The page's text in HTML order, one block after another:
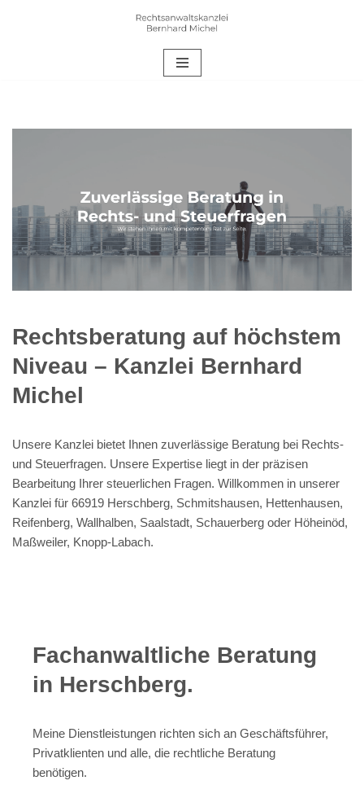
Rechtsberatung auf höchstem
Niveau – Kanzlei Bernhard
Michel
Unsere Kanzlei bietet Ihnen zuverlässige Beratung bei Rechts-
und Steuerfragen. Unsere Expertise liegt in der präzisen
Bearbeitung Ihrer steuerlichen Fragen. Willkommen in unserer
Kanzlei für 66919 Herschberg, Schmitshausen, Hettenhausen,
Reifenberg, Wallhalben, Saalstadt, Schauerberg oder Höheinöd,
Maßweiler, Knopp-Labach.
Fachanwaltliche Beratung
in Herschberg.
Meine Dienstleistungen richten sich an Geschäftsführer,
Privatklienten und alle, die rechtliche Beratung
benötigen.